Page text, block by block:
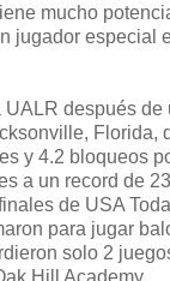
mucho
jugador especial
después de
Florida,
y 4.2 bloqueos
a un record de
de USA
para jugar
solo 2
Hill Academy.